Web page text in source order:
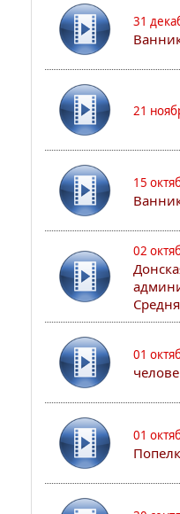
31
21
15
02
01
01